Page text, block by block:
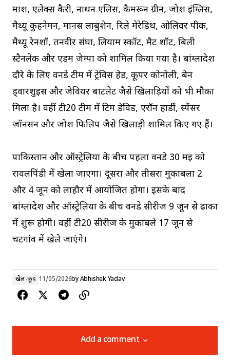
मार्श, एलेक्स कैरी, नाथन एलिस, कैमरून ग्रीन, जोश इंग्लिस,
मैथ्यू कुहनेमन, मार्नस लाबुशेन, रिले मेरेडिथ, ओलिवर पीक,
मैथ्यू रेनशॉ, तनवीर संघा, लियाम स्कॉट, मैट शॉर्ट, बिली
स्टैनलेक और एडम जेम्पा को शामिल किया गया है। बांग्लादेश
दौरे के लिए वनडे टीम में ट्रेविस हेड, कूपर कोनोली, बेन
ड्वारशुइस और जेवियर बार्टलेट जैसे खिलाड़ियों को भी मौका
मिला है। वहीं टी20 टीम में टिम डेविड, एरॉन हार्डी, स्पेंसर
जॉनसन और जोश फिलिप जैसे खिलाड़ी शामिल किए गए हैं।
पाकिस्तान और ऑस्ट्रेलिया के बीच पहला वनडे 30 मई को
रावलपिंडी में खेला जाएगा। दूसरा और तीसरा मुकाबला 2
और 4 जून को लाहौर में आयोजित होगा। इसके बाद
बांग्लादेश और ऑस्ट्रेलिया के बीच वनडे सीरीज 9 जून से ढाका
में शुरू होगी। वहीं टी20 सीरीज के मुकाबले 17 जून से
चटगांव में खेले जाएंगे।
खेल-कूद 11/05/2026byAbhishek Yadav
Add a comment
Add a comment